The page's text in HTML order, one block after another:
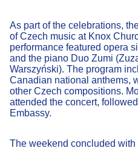
As part of the celebrations,
of Czech music at Knox
performance featured opera
and the piano Duo Zumi
Warszyński). The program
Canadian national anthems,
other Czech compositions.
attended the concert,
Embassy.
The weekend concluded with